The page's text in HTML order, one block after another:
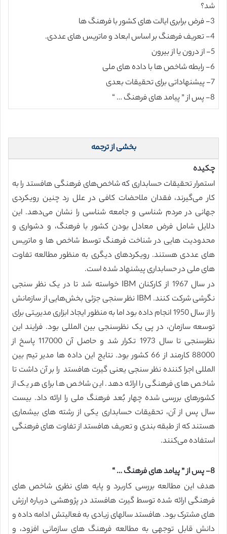
شد؟
3- فرض برابری ایالت های کشور با فرهنگ ها
4- تعریف فرهنگ بر اساس ابعاد و ماتریس های عددی.
5- از درون یا از بیرون
6- رابطه شاخص ها با داده های ملی
7- پیشنهاداتی برای تحقیقات بعدی
8- پس از ” پیامد های فرهنگ … “
بخشی از ترجمه
چکیده
استمرار تحقیقات حسابداری که شاخص‌های فرهنگی هافستد را به
کار می‌گیرند، فقدان ملاحضات کافی در علل رد چنین رویکردی
جهانی در مردم شناسی و جامعه شناسی را نشان می‌دهد. این
دلایل شامل فرض معادل بودن کشور با فرهنگ، و دشواری و
محدودیت هایی در شناخت فرهنگ توسط شاخص ها و ماتریس
های عددی هستند. رویکردهای دیگری به منظور مطالعه تفاوت
های ملی در حسابداری پیشنهاد شده است.
در سال 1967 از کارکنان IBM خواسته شد تا در یک نظر سنجی
نگرشی شرکت کنند. IBM نظر سنجی جزئی بخش‌هایی از سازمانش
را از سال 1950 انجام داده بود اما به منظور ایجاد ابزاری مدیریتی برای
توسعه سازمان، در پی یک نظرسنجی بین المللی بود. فرایند این
نظرسنجی تا سال 1973 تکرار شد و حاصل آن 117000 پاسخ از
88000 کارمند از 66 کشور بود. نتایج این داده ها مدیر تیم بین
المللی اجرا کننده نظر سنجی یعنی گیرت هافستد را بر آن داشت تا
شاخص های فرهنگی را ارائه دهد. این شاخص ها برای هر یک از
کشورهای بررسی شده چهار بُعد فرهنگ ملی را ارائه داد. بیست
سال پس از آن، تحقیقات حسابداری یکی از رشته های بیشماری
هستند که از طبقه بندی و تعریف هافستد از تفاوت های فرهنگی
استفاده می‌کنند.
8- پس از ” پیامد های فرهنگ … “
هدف این مطالعه بررسی کاربرد و پایه های نظری شاخص های
فرهنگی ارائه شده توسط گیرت هافستد در پژوهشی درباره ارزش
های مشترک بود. هافستد سالهای زیادی به فعالیتش ادامه داده و
دانش قابل توجهی به مطالعه فرهنگ های سازمانی افزود، و